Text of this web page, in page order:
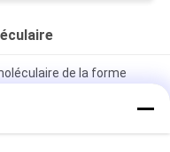
de la forme
granule de tamis